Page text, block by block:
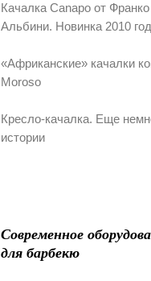
Качалка Canapo от Франко
Альбини. Новинка 2010
«Африканские» качалки
Moroso
Кресло-качалка. Еще
истории
Современное
для барбекю